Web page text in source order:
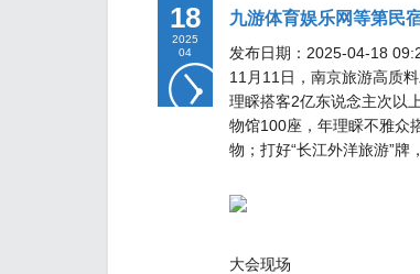
18
2025
04
九游体育娱乐网等第民
发布日期：2025-04-18
11月11日，南京旅游高质
理睬搭客2亿东说念主次以
物馆100座，年理睬不雅众
物；打好“长江外洋旅游”牌
大会现场